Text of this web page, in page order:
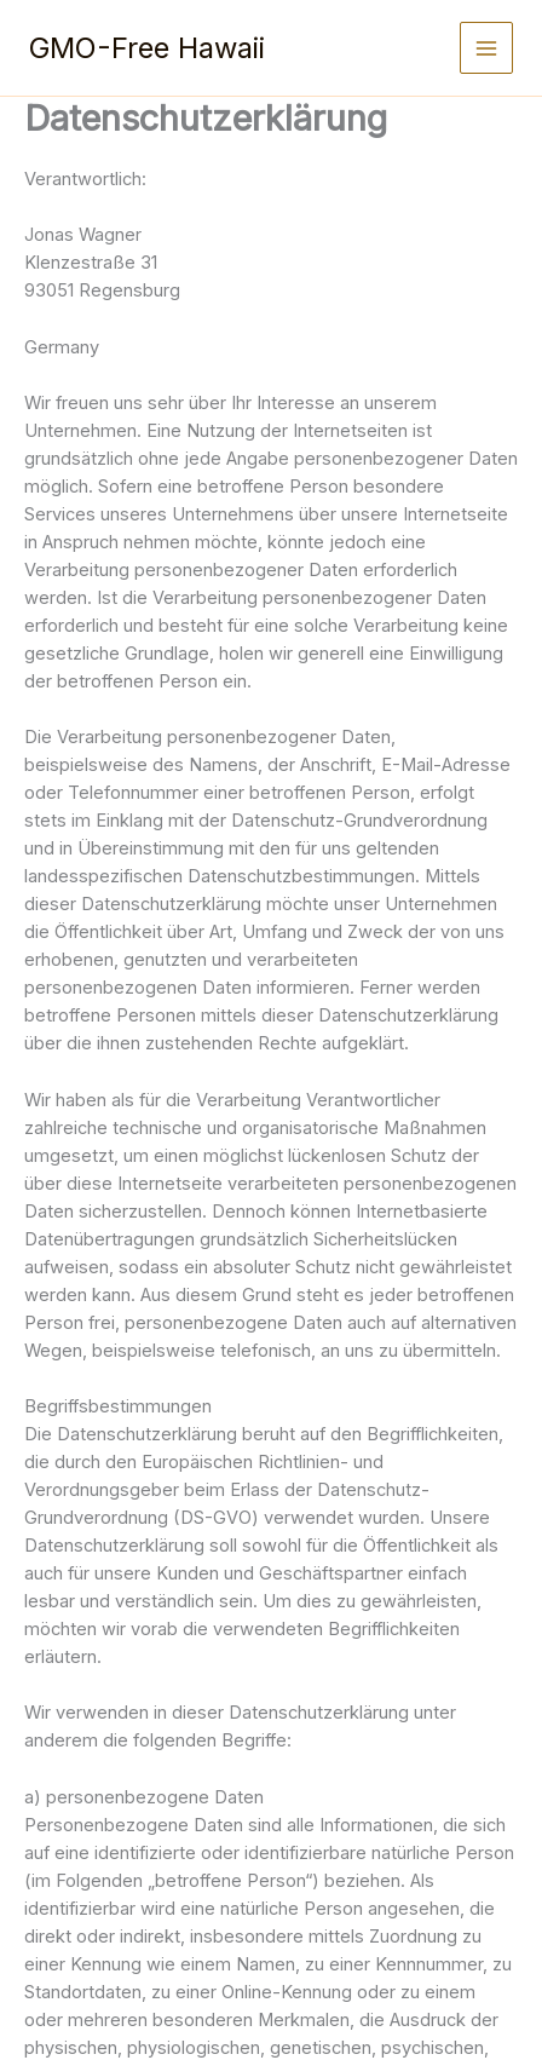
InhaltGMO-Free Hawaii
Datenschutzerklärung
Verantwortlich:
Jonas Wagner
Klenzestraße 31
93051 Regensburg
Germany
Wir freuen uns sehr über Ihr Interesse an unserem
Unternehmen. Eine Nutzung der Internetseiten ist
grundsätzlich ohne jede Angabe personenbezogener Daten
möglich. Sofern eine betroffene Person besondere
Services unseres Unternehmens über unsere Internetseite
in Anspruch nehmen möchte, könnte jedoch eine
Verarbeitung personenbezogener Daten erforderlich
werden. Ist die Verarbeitung personenbezogener Daten
erforderlich und besteht für eine solche Verarbeitung keine
gesetzliche Grundlage, holen wir generell eine Einwilligung
der betroffenen Person ein.
Die Verarbeitung personenbezogener Daten,
beispielsweise des Namens, der Anschrift, E-Mail-Adresse
oder Telefonnummer einer betroffenen Person, erfolgt
stets im Einklang mit der Datenschutz-Grundverordnung
und in Übereinstimmung mit den für uns geltenden
landesspezifischen Datenschutzbestimmungen. Mittels
dieser Datenschutzerklärung möchte unser Unternehmen
die Öffentlichkeit über Art, Umfang und Zweck der von uns
erhobenen, genutzten und verarbeiteten
personenbezogenen Daten informieren. Ferner werden
betroffene Personen mittels dieser Datenschutzerklärung
über die ihnen zustehenden Rechte aufgeklärt.
Wir haben als für die Verarbeitung Verantwortlicher
zahlreiche technische und organisatorische Maßnahmen
umgesetzt, um einen möglichst lückenlosen Schutz der
über diese Internetseite verarbeiteten personenbezogenen
Daten sicherzustellen. Dennoch können Internetbasierte
Datenübertragungen grundsätzlich Sicherheitslücken
aufweisen, sodass ein absoluter Schutz nicht gewährleistet
werden kann. Aus diesem Grund steht es jeder betroffenen
Person frei, personenbezogene Daten auch auf alternativen
Wegen, beispielsweise telefonisch, an uns zu übermitteln.
Begriffsbestimmungen
Die Datenschutzerklärung beruht auf den Begrifflichkeiten,
die durch den Europäischen Richtlinien- und
Verordnungsgeber beim Erlass der Datenschutz-
Grundverordnung (DS-GVO) verwendet wurden. Unsere
Datenschutzerklärung soll sowohl für die Öffentlichkeit als
auch für unsere Kunden und Geschäftspartner einfach
lesbar und verständlich sein. Um dies zu gewährleisten,
möchten wir vorab die verwendeten Begrifflichkeiten
erläutern.
Wir verwenden in dieser Datenschutzerklärung unter
anderem die folgenden Begriffe:
a) personenbezogene Daten
Personenbezogene Daten sind alle Informationen, die sich
auf eine identifizierte oder identifizierbare natürliche Person
(im Folgenden „betroffene Person“) beziehen. Als
identifizierbar wird eine natürliche Person angesehen, die
direkt oder indirekt, insbesondere mittels Zuordnung zu
einer Kennung wie einem Namen, zu einer Kennnummer, zu
Standortdaten, zu einer Online-Kennung oder zu einem
oder mehreren besonderen Merkmalen, die Ausdruck der
physischen, physiologischen, genetischen, psychischen,